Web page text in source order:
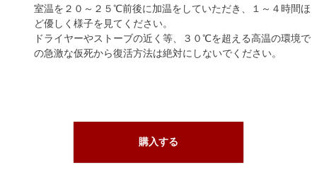
室温を２０～２５℃前後に加温をしていただき、１～４時間ほ
ど優しく様子を見てください。
ドライヤーやストーブの近く等、３０℃を超える高温の環境で
の急激な仮死から復活方法は絶対にしないでください。
購入する